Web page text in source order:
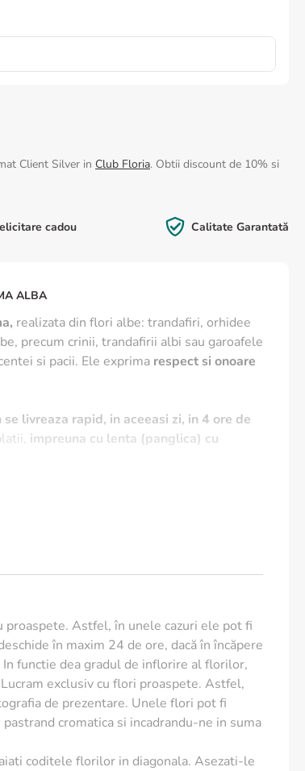
Client Silver in Club Floria. Obtii discount de 10% si
cadou Calitate Garantată
ALBA
realizata din flori albe: trandafiri, orhidee
precum crinii, trandafirii albi sau garoafele
si pacii. Ele exprima respect si onoare
se livreaza rapid, in aceeasi zi, in 4 ore de
impreuna cu lenta (panglica) cu
Astfel, în unele cazuri ele pot fi
în maxim 24 de ore, dacă în încăpere
functie dea gradul de inflorire al florilor,
exclusiv cu flori proaspete. Astfel,
de prezentare. Unele flori pot fi
cromatica si incadrandu-ne in suma
coditele florilor in diagonala. Asezati-le